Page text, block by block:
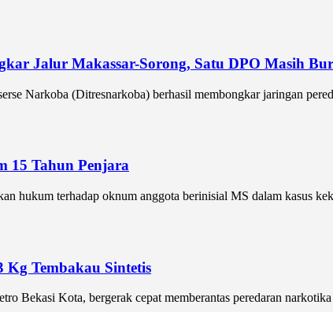
Jalur Makassar-Sorong, Satu DPO Masih
Narkoba (Ditresnarkoba) berhasil membongkar jaringan
15 Tahun Penjara
hukum terhadap oknum anggota berinisial MS dalam kasus
Kg Tembakau Sintetis
Bekasi Kota, bergerak cepat memberantas peredaran